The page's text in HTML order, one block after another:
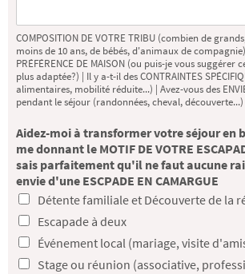
COMPOSITION DE VOTRE TRIBU (combien de
moins de 10 ans, de bébés, d'animaux de compagnie)
PRÉFÉRENCE DE MAISON (ou puis-je vous suggérer
plus adaptée?) | Il y a-t-il des CONTRAINTES
alimentaires, mobilité réduite...) | Avez-vous des
pendant le séjour (randonnées, cheval, découverte...)
Aidez-moi à transformer votre séjour en
me donnant le MOTIF DE VOTRE
sais parfaitement qu'il ne faut aucune
envie d'une ESCPADE EN CAMARGUE
Détente familiale et Découverte de la
Escapade à deux
Événement local (mariage, visite
Stage ou réunion (associative,